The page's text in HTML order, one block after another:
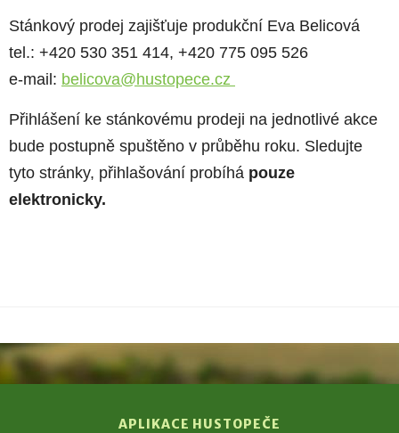
Stánkový prodej zajišťuje produkční Eva Belicová
tel.: +420 530 351 414, +420 775 095 526
e-mail: belicova@hustopece.cz
Přihlášení ke stánkovému prodeji na jednotlivé akce
bude postupně spuštěno v průběhu roku. Sledujte
tyto stránky, přihlašování probíhá pouze
elektronicky.
APLIKACE HUSTOPEČE